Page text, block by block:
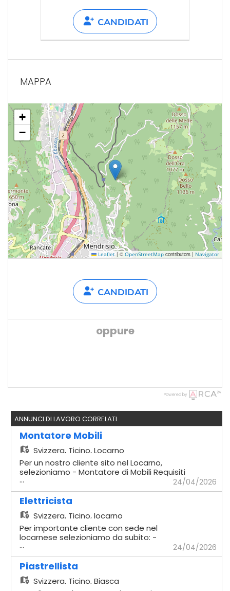
CANDIDATI
MAPPA
+
−
Leaflet |© OpenStreetMap contributors | Navigator
CANDIDATI
oppure
Powered by
ANNUNCI DI LAVORO CORRELATI
Montatore Mobili
Svizzera, Ticino, Locarno
Per un nostro cliente sito nel Locarno,
selezioniamo - Montatore di Mobili Requisiti
richiesti - Comprovata esperienza
pluriennale nella mansione - Comprovata
capacità a lavorare in maniera autonoma -
Possesso dell'attrezzatura di base -
Disponibilità a lavorare in Trasferta in
Svizzera Interna Offriamo - Contratti
temporanei in relazione alle necessità del
nostro cliente
... 24/04/2026
Elettricista
Svizzera, Ticino, locarno
Per importante cliente con sede nel
locarnese selezioniamo da subito: -
Elettricista Mansioni - Installazione e
manutenzione di impianti elettrici civili e
industriali - Cablaggio e montaggio di
quadri elettrici, prese, interruttori e altri
componenti - Posa di cavi, canaline e
... 24/04/2026
Piastrellista
Svizzera, Ticino, Biasca